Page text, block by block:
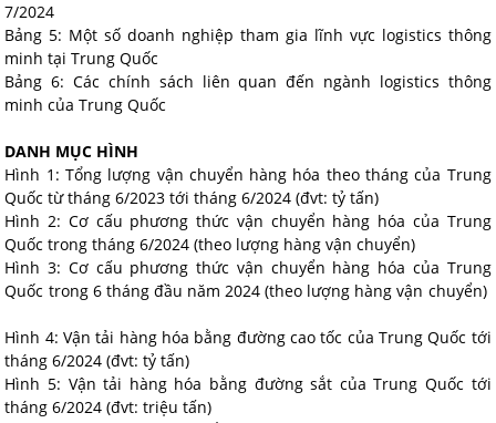
7/2024
Bảng 5: Một số doanh nghiệp tham gia lĩnh vực logistics thông
minh tại Trung Quốc
Bảng 6: Các chính sách liên quan đến ngành logistics thông
minh của Trung Quốc
DANH MỤC HÌNH
Hình 1: Tổng lượng vận chuyển hàng hóa theo tháng của Trung
Quốc từ tháng 6/2023 tới tháng 6/2024 (đvt: tỷ tấn)
Hình 2: Cơ cấu phương thức vận chuyển hàng hóa của Trung
Quốc trong tháng 6/2024 (theo lượng hàng vận chuyển)
Hình 3: Cơ cấu phương thức vận chuyển hàng hóa của Trung
Quốc trong 6 tháng đầu năm 2024 (theo lượng hàng vận chuyển)
Hình 4: Vận tải hàng hóa bằng đường cao tốc của Trung Quốc tới
tháng 6/2024 (đvt: tỷ tấn)
Hình 5: Vận tải hàng hóa bằng đường sắt của Trung Quốc tới
tháng 6/2024 (đvt: triệu tấn)